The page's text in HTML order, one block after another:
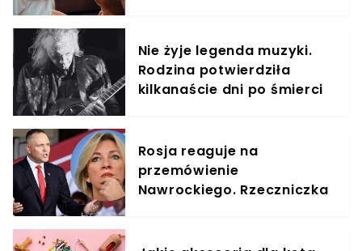
Nie żyje legenda muzyki.
Rodzina potwierdziła
kilkanaście dni po śmierci
Rosja reaguje na
przemówienie
Nawrockiego. Rzeczniczka